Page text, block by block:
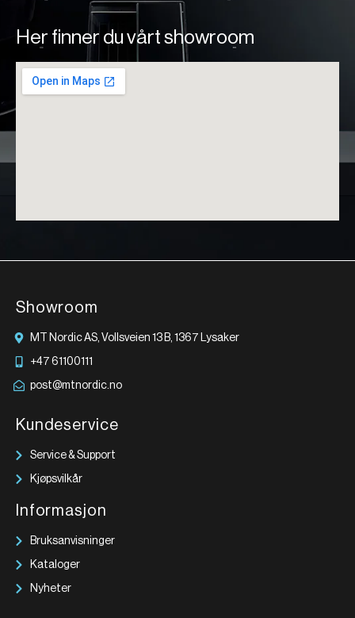
Her finner du vårt showroom
Showroom
MT Nordic AS, Vollsveien 13 B, 1367 Lysaker
+47 61100111
post@mtnordic.no
Kundeservice
Service & Support
Kjøpsvilkår
Informasjon
Bruksanvisninger
Kataloger
Nyheter